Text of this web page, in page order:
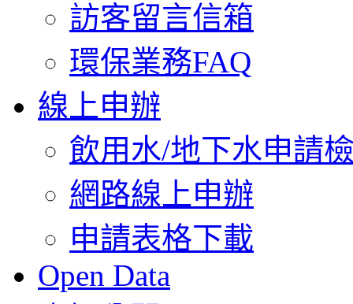
訪客留言信箱
環保業務FAQ
線上申辦
飲用水/地下水申請
網路線上申辦
申請表格下載
Open Data